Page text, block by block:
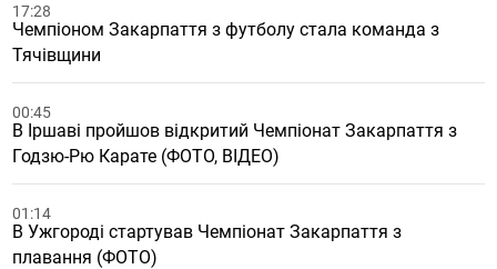
17:28
Чемпіоном Закарпаття з футболу стала команда з
Тячівщини
00:45
В Іршаві пройшов відкритий Чемпіонат Закарпаття з
Годзю-Рю Карате (ФОТО, ВІДЕО)
01:14
В Ужгороді стартував Чемпіонат Закарпаття з
плавання (ФОТО)